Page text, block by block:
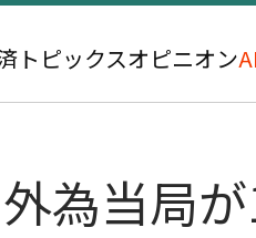
トピックスオピニオン
為当局